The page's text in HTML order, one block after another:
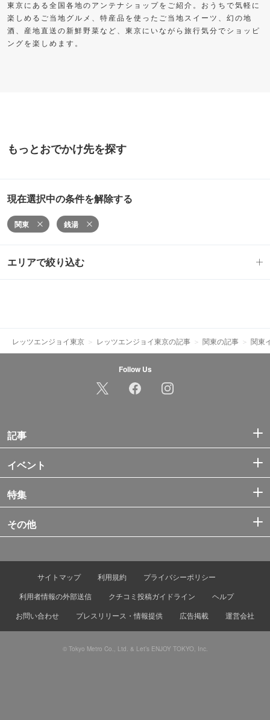
東京にある全国各地のアンテナショップをご紹介。おうちで気軽に
楽しめるご当地グルメ、特産品を使ったご当地スイーツ、幻の地
酒、産地直送の新鮮野菜など、東京にいながら旅行気分でショッピ
ングを楽しめます。
もっとおでかけ先を探す
現在選択中の条件を解除する
関東 銭湯
エリアで絞り込む
レッツエンジョイ東京 レッツエンジョイ東京の記事 関東の記事 関東
Follow Us
記事
イベント
特集
その他
サイトマップ 利用規約
プライバシーポリシー
利用者情報の外部送信
クチコミ投稿ガイドライン
ヘルプ
お問い合わせ
プレスリリース・情報提供 広告掲載 運営会社
© Tokyo Metro Co., Ltd. & Let’s ENJOY TOKYO, Inc.